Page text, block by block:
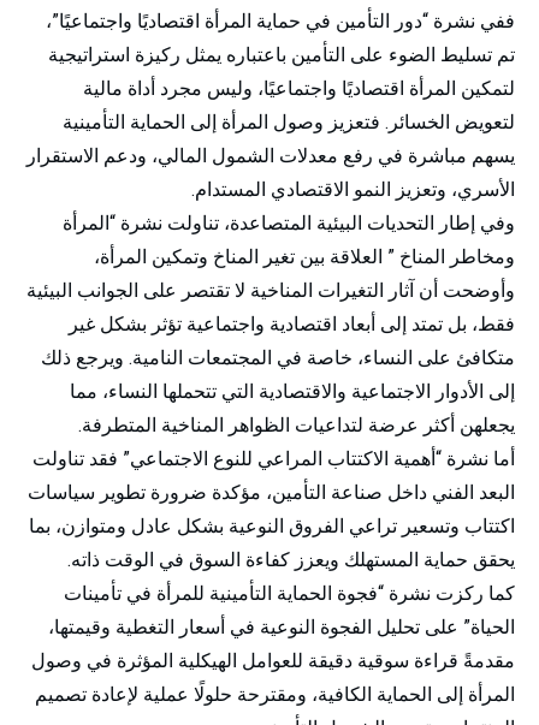
ففي نشرة “دور التأمين في حماية المرأة اقتصاديًا واجتماعيًا”،
تم تسليط الضوء على التأمين باعتباره يمثل ركيزة استراتيجية
لتمكين المرأة اقتصاديًا واجتماعيًا، وليس مجرد أداة مالية
لتعويض الخسائر. فتعزيز وصول المرأة إلى الحماية التأمينية
يسهم مباشرة في رفع معدلات الشمول المالي، ودعم الاستقرار
الأسري، وتعزيز النمو الاقتصادي المستدام.
وفي إطار التحديات البيئية المتصاعدة، تناولت نشرة “المرأة
ومخاطر المناخ ” العلاقة بين تغير المناخ وتمكين المرأة،
وأوضحت أن آثار التغيرات المناخية لا تقتصر على الجوانب البيئية
فقط، بل تمتد إلى أبعاد اقتصادية واجتماعية تؤثر بشكل غير
متكافئ على النساء، خاصة في المجتمعات النامية. ويرجع ذلك
إلى الأدوار الاجتماعية والاقتصادية التي تتحملها النساء، مما
يجعلهن أكثر عرضة لتداعيات الظواهر المناخية المتطرفة.
أما نشرة “أهمية الاكتتاب المراعي للنوع الاجتماعي” فقد تناولت
البعد الفني داخل صناعة التأمين، مؤكدة ضرورة تطوير سياسات
اكتتاب وتسعير تراعي الفروق النوعية بشكل عادل ومتوازن، بما
يحقق حماية المستهلك ويعزز كفاءة السوق في الوقت ذاته.
كما ركزت نشرة “فجوة الحماية التأمينية للمرأة في تأمينات
الحياة” على تحليل الفجوة النوعية في أسعار التغطية وقيمتها،
مقدمةً قراءة سوقية دقيقة للعوامل الهيكلية المؤثرة في وصول
المرأة إلى الحماية الكافية، ومقترحة حلولًا عملية لإعادة تصميم